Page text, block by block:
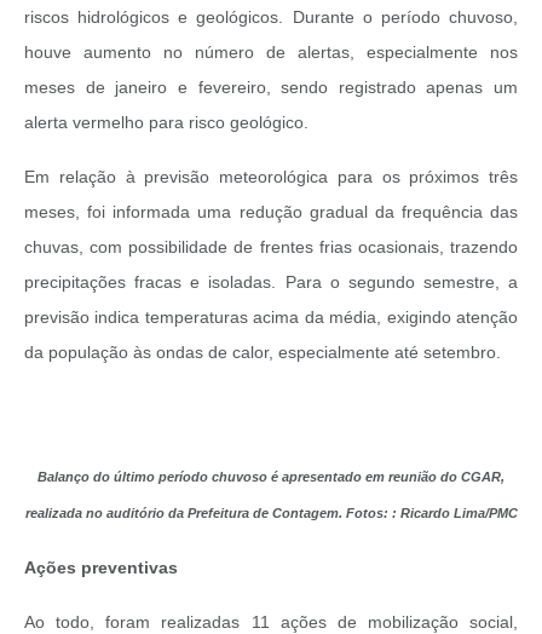
riscos hidrológicos e geológicos. Durante o período chuvoso,
houve aumento no número de alertas, especialmente nos
meses de janeiro e fevereiro, sendo registrado apenas um
alerta vermelho para risco geológico.
Em relação à previsão meteorológica para os próximos três
meses, foi informada uma redução gradual da frequência das
chuvas, com possibilidade de frentes frias ocasionais, trazendo
precipitações fracas e isoladas. Para o segundo semestre, a
previsão indica temperaturas acima da média, exigindo atenção
da população às ondas de calor, especialmente até setembro.
Balanço do último período chuvoso é apresentado em reunião do CGAR,
realizada no auditório da Prefeitura de Contagem. Fotos: : Ricardo Lima/PMC
Ações preventivas
Ao todo, foram realizadas 11 ações de mobilização social,